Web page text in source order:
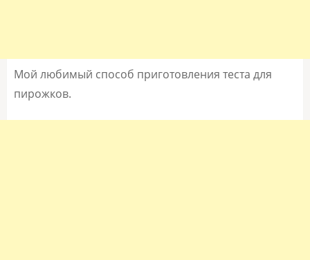
Мой любимый способ приготовления теста для
пирожков.